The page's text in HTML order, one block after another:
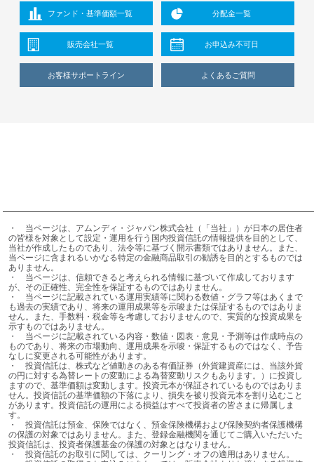
ファンド・基準価額一覧 分配金一覧
販売会社一覧 お申込み不可日
お客様サポートライン よくあるご質問
・	当ページは、アムンディ・ジャパン株式会社（「当社」）が日本の居住者
の皆様を対象として設定・運用を行う国内投資信託の情報提供を目的として、
当社が作成したものであり、法令等に基づく開示書類ではありません。また、
当ページに含まれるいかなる特定の金融商品取引の勧誘を目的とするものでは
ありません。
・	当ページは、信頼できると考えられる情報に基づいて作成しております
が、その正確性、完全性を保証するものではありません。
・	当ページに記載されている運用実績等に関わる数値・グラフ等はあくまで
も過去の実績であり、将来の運用成果等を示唆または保証するものではありま
せん。また、手数料・税金等を考慮しておりませんので、実質的な投資成果を
示すものではありません。
・	当ページに記載されている内容・数値・図表・意見・予測等は作成時点の
ものであり、将来の市場動向、運用成果を示唆・保証するものではなく、予告
なしに変更される可能性があります。
・	投資信託は、株式など値動きのある有価証券（外貨建資産には、当該外貨
の円に対する為替レートの変動による為替変動リスクもあります。）に投資し
ますので、基準価額は変動します。投資元本が保証されているものではありま
せん。投資信託の基準価額の下落により、損失を被り投資元本を割り込むこと
があります。投資信託の運用による損益はすべて投資者の皆さまに帰属しま
す。
・	投資信託は預金、保険ではなく、預金保険機構および保険契約者保護機構
の保護の対象ではありません。また、登録金融機関を通じてご購入いただいた
投資信託は、投資者保護基金の保護の対象とはなりません。
・	投資信託のお取引に関しては、クーリング・オフの適用はありません。